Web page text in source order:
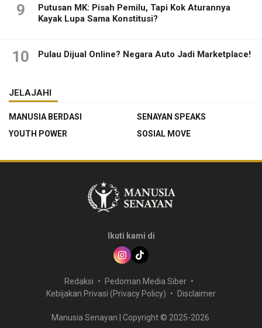
9
Putusan MK: Pisah Pemilu, Tapi Kok Aturannya
Kayak Lupa Sama Konstitusi?
10 Pulau Dijual Online? Negara Auto Jadi Marketplace!
JELAJAHI
MANUSIA BERDASI
SENAYAN SPEAKS
YOUTH POWER
SOSIAL MOVE
Ikuti kami di
Redaksi
Pedoman Media Siber
Kebijakan Privasi (Privacy Policy)
Disclaimer
Manusia Senayan | Copyright © 2025-2026.